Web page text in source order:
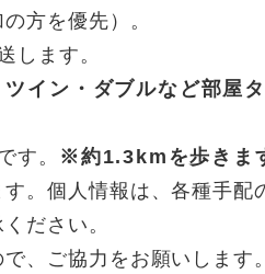
方を優先）。
します。
ツイン・ダブルなど部屋
す。 ※約1.3kmを歩きま
。個人情報は、各種手配
ださい。
、ご協力をお願いします。​​